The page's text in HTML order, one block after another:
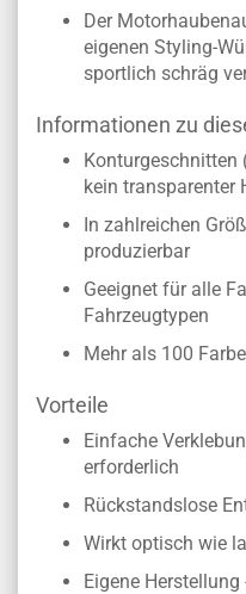
Der
eigenen Styling-
sportlich schräg
Informationen zu
Konturgeschnitten
kein transparenter
In zahlreichen
produzierbar
Geeignet für alle
Fahrzeugtypen
Mehr als 100
Vorteile
Einfache
erforderlich
Rückstandslose
Wirkt optisch wie
Eigene